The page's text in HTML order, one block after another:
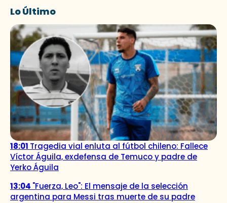
Lo Último
18:01 Tragedia vial enluta al fútbol chileno: Fallece
Víctor Águila, exdefensa de Temuco y padre de
Yerko Águila
13:04 "Fuerza, Leo": El mensaje de la selección
argentina para Messi tras muerte de su padre